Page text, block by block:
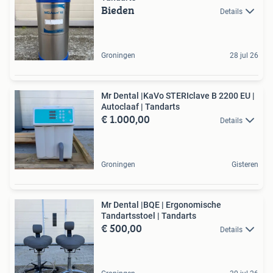
Bieden Details
Groningen 28 jul 26
Mr Dental |KaVo STERIclave B 2200 EU |
Autoclaaf | Tandarts
€ 1.000,00 Details
Groningen Gisteren
Mr Dental |BQE | Ergonomische
Tandartsstoel | Tandarts
€ 500,00 Details